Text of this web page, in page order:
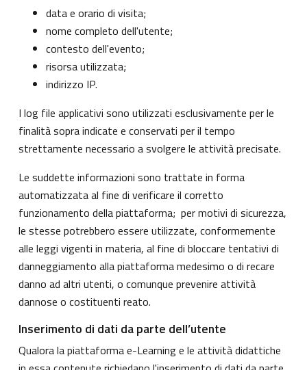
data e orario di visita;
nome completo dell'utente;
contesto dell'evento;
risorsa utilizzata;
indirizzo IP.
I log file applicativi sono utilizzati esclusivamente per le
finalità sopra indicate e conservati per il tempo
strettamente necessario a svolgere le attività precisate.
Le suddette informazioni sono trattate in forma
automatizzata al fine di verificare il corretto
funzionamento della piattaforma; per motivi di sicurezza,
le stesse potrebbero essere utilizzate, conformemente
alle leggi vigenti in materia, al fine di bloccare tentativi di
danneggiamento alla piattaforma medesimo o di recare
danno ad altri utenti, o comunque prevenire attività
dannose o costituenti reato.
Inserimento di dati da parte dell’utente
Qualora la piattaforma e-Learning e le attività didattiche